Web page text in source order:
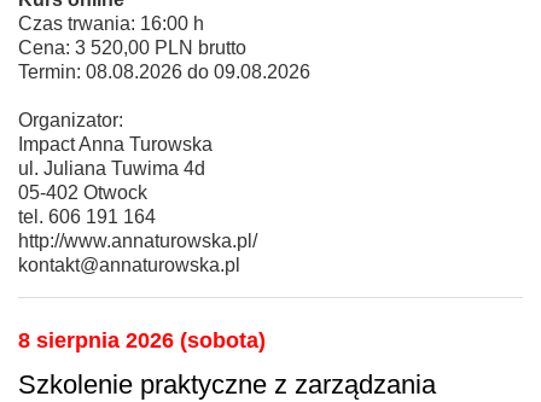
Czas trwania: 16:00 h
Cena: 3 520,00 PLN brutto
Termin: 08.08.2026 do 09.08.2026
Organizator:
Impact Anna Turowska
ul. Juliana Tuwima 4d
05-402 Otwock
tel. 606 191 164
http://www.annaturowska.pl/
kontakt@annaturowska.pl
8 sierpnia 2026 (sobota)
Szkolenie praktyczne z zarządzania